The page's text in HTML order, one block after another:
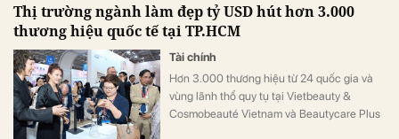
bùng nổ của sản phẩm cao cấp và xu
hướng dạt về vùng ven tìm giá rẻ.
Thị trường ngành làm đẹp tỷ USD hút hơn 3.000
thương hiệu quốc tế tại TP.HCM
Tài chính
Hơn 3.000 thương hiệu từ 24 quốc gia và
vùng lãnh thổ quy tụ tại Vietbeauty &
Cosmobeauté Vietnam và Beautycare Plus